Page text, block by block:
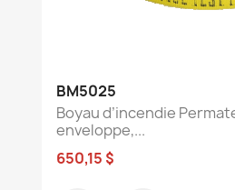
BM5025
Boyau d’incendie
enveloppe,...
650,15 $